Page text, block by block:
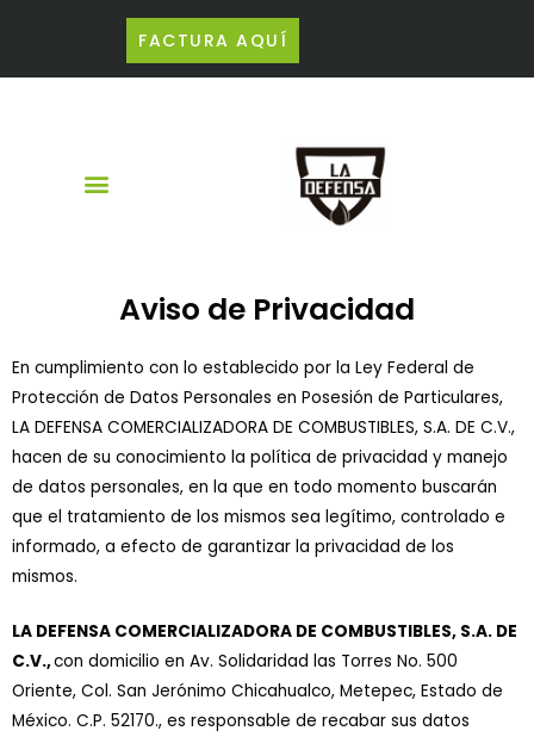
FACTURA AQUÍ
Aviso de Privacidad
En cumplimiento con lo establecido por la Ley Federal de
Protección de Datos Personales en Posesión de Particulares,
LA DEFENSA COMERCIALIZADORA DE COMBUSTIBLES, S.A. DE C.V.,
hacen de su conocimiento la política de privacidad y manejo
de datos personales, en la que en todo momento buscarán
que el tratamiento de los mismos sea legítimo, controlado e
informado, a efecto de garantizar la privacidad de los
mismos.
LA DEFENSA COMERCIALIZADORA DE COMBUSTIBLES, S.A. DE
C.V.,con domicilio en Av. Solidaridad las Torres No. 500
Oriente, Col. San Jerónimo Chicahualco, Metepec, Estado de
México. C.P. 52170., es responsable de recabar sus datos